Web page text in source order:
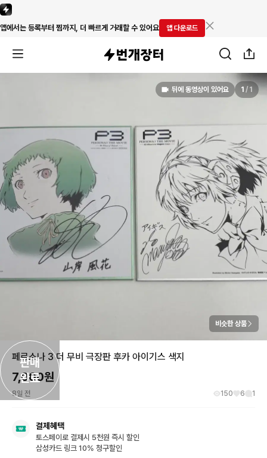
앱에서는 등록부터 찜까지, 더 빠르게 거래할 수 있어요 앱 다운로드
판매
완료
뒤에 동영상이 있어요 1 / 1
비슷한 상품
페르소나 3 더 무비 극장판 후카 아이기스 색지
7,000원
8일 전 150 6 1
결제혜택
토스페이로 결제시 5천원 즉시 할인
삼성카드 링크 10% 청구할인